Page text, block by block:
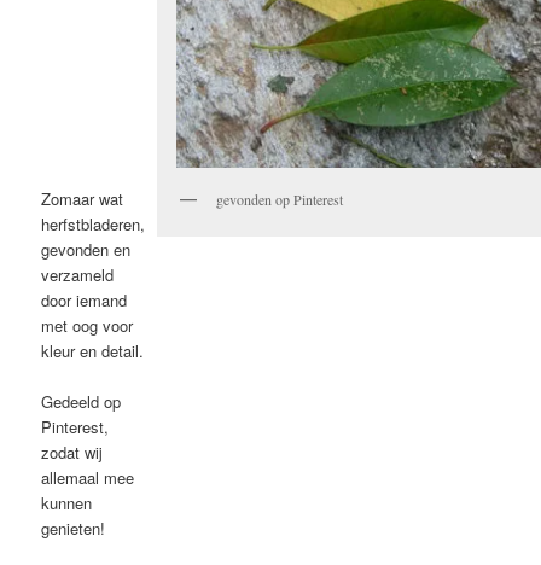
Zomaar wat
herfstbladeren,
gevonden en
verzameld
door iemand
met oog voor
kleur en detail.
Gedeeld op
Pinterest,
zodat wij
allemaal mee
kunnen
genieten!
gevonden op Pinterest